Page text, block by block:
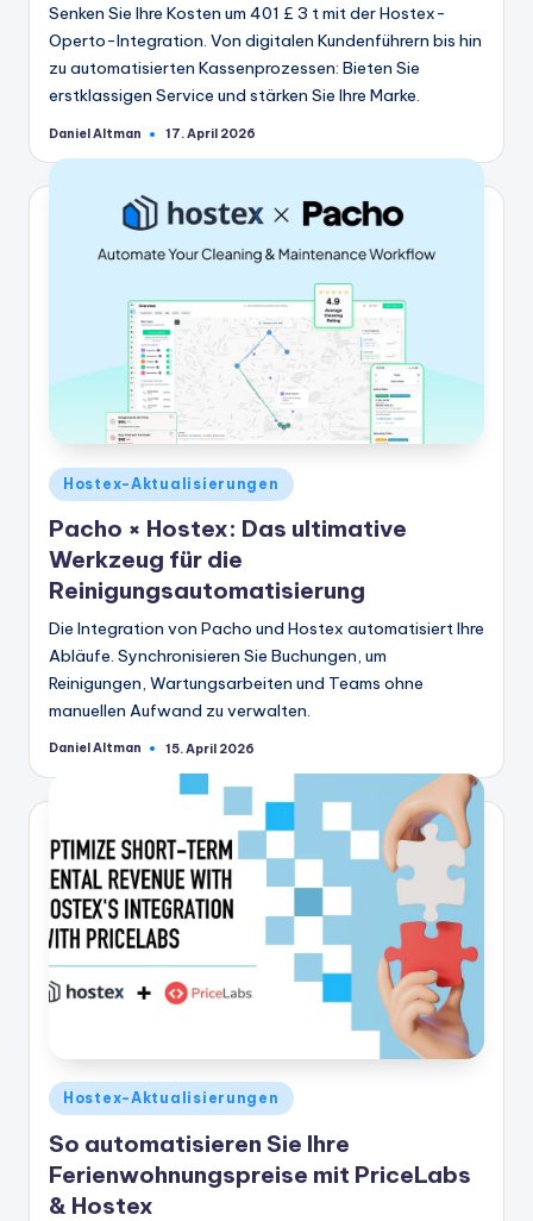
Senken Sie Ihre Kosten um 401 £ 3 t mit der Hostex-
Operto-Integration. Von digitalen Kundenführern bis hin
zu automatisierten Kassenprozessen: Bieten Sie
erstklassigen Service und stärken Sie Ihre Marke.
Geschrieben
Daniel Altman 17. April 2026
Veröffentlicht
in
Hostex-Aktualisierungen
Pacho × Hostex: Das ultimative
Werkzeug für die
Reinigungsautomatisierung
Die Integration von Pacho und Hostex automatisiert Ihre
Abläufe. Synchronisieren Sie Buchungen, um
Reinigungen, Wartungsarbeiten und Teams ohne
manuellen Aufwand zu verwalten.
Geschrieben
Daniel Altman 15. April 2026
Veröffentlicht
in
Hostex-Aktualisierungen
So automatisieren Sie Ihre
Ferienwohnungspreise mit PriceLabs
& Hostex